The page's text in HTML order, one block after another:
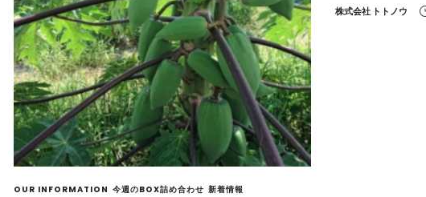
OUR INFORMATION 今週のBOX詰め合わせ 新着情報
by
株式会社 トトノウ